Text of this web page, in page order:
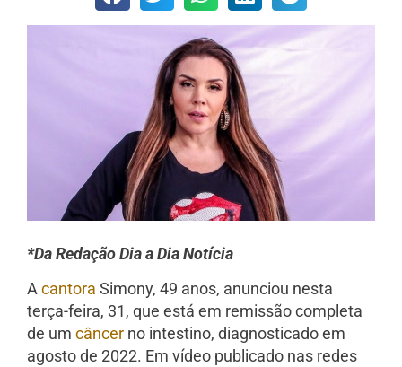
*Da Redação Dia a Dia Notícia
Acantora Simony, 49 anos, anunciou nesta
terça-feira, 31, que está em remissão completa
de um câncer no intestino, diagnosticado em
agosto de 2022. Em vídeo publicado nas redes